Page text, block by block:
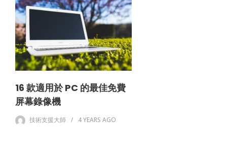
16 款適用於 PC 的最佳免費
屏幕錄像機
技術支援大師 4 YEARS AGO